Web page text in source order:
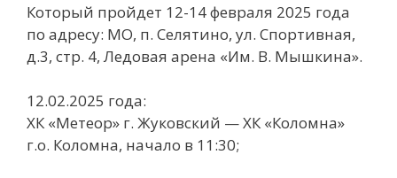
Который пройдет 12-14 февраля 2025 года
по адресу: МО, п. Селятино, ул. Спортивная,
д.3, стр. 4, Ледовая арена «Им. В. Мышкина».
12.02.2025 года:
ХК «Метеор» г. Жуковский — ХК «Коломна»
г.о. Коломна, начало в 11:30;